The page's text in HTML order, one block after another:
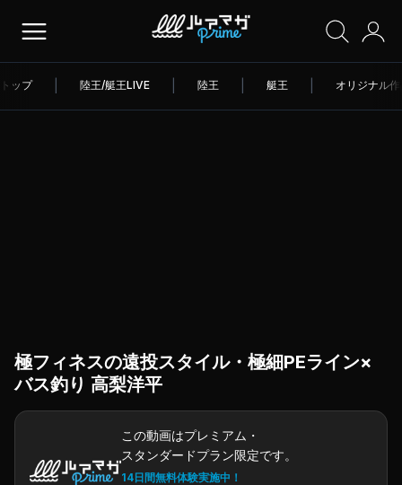
トップ 陸王/艇王LIVE 陸王 艇王 オリジナル
極フィネスの遠投スタイル・極細PEライン×
バス釣り 高梨洋平
この動画はプレミアム・
スタンダードプラン限定です。
14日間無料体験実施中！